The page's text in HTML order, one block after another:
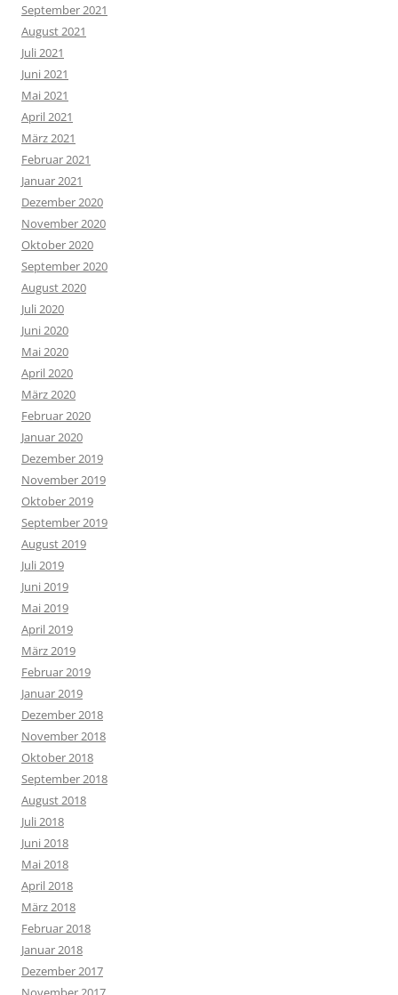
September 2021
August 2021
Juli 2021
Juni 2021
Mai 2021
April 2021
März 2021
Februar 2021
Januar 2021
Dezember 2020
November 2020
Oktober 2020
September 2020
August 2020
Juli 2020
Juni 2020
Mai 2020
April 2020
März 2020
Februar 2020
Januar 2020
Dezember 2019
November 2019
Oktober 2019
September 2019
August 2019
Juli 2019
Juni 2019
Mai 2019
April 2019
März 2019
Februar 2019
Januar 2019
Dezember 2018
November 2018
Oktober 2018
September 2018
August 2018
Juli 2018
Juni 2018
Mai 2018
April 2018
März 2018
Februar 2018
Januar 2018
Dezember 2017